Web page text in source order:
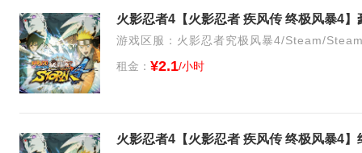
火影忍者4【火影忍者 疾风传 终极风暴4
游戏区服：火影忍者究极风暴4/Steam/
租金： ¥2.1/小时